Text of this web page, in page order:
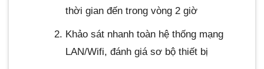
thời gian đến trong vòng 2 giờ
Khảo sát nhanh toàn hệ thống mạng
LAN/Wifi, đánh giá sơ bộ thiết bị